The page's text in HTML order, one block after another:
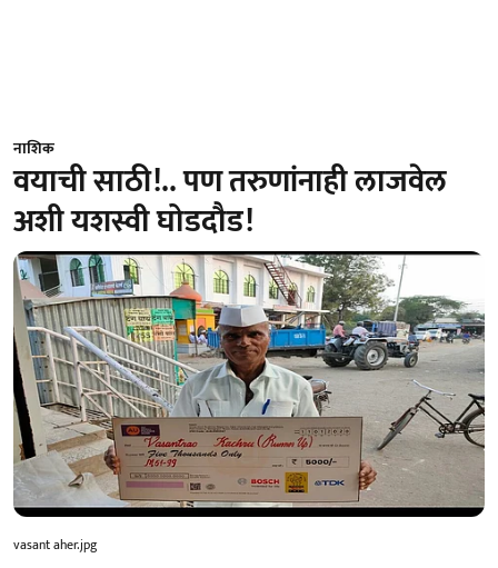
नाशिक
वयाची साठी!.. पण तरुणांनाही लाजवेल
अशी यशस्वी घोडदौड!
vasant aher.jpg